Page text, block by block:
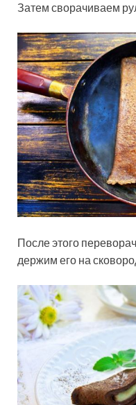
Затем сворачиваем
После этого
держим его на